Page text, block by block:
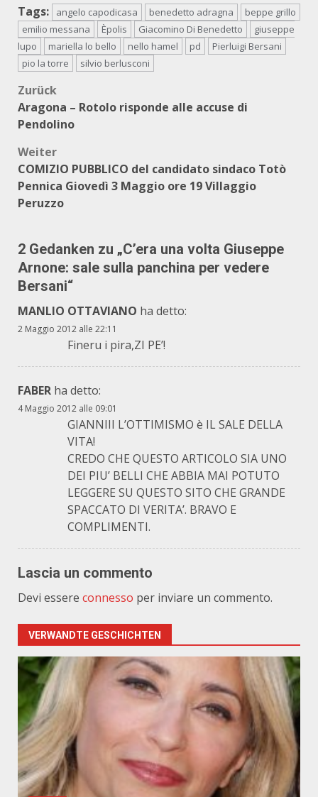
Tags: angelo capodicasa benedetto adragna
beppe grillo
emilio messana
Èpolis Giacomino Di Benedetto
giuseppe
lupo
mariella lo bello nello hamel pd
Pierluigi Bersani
pio la torre
silvio berlusconi
Beitragsnavigation
Zurück
Aragona – Rotolo risponde alle accuse di
Pendolino
Weiter
COMIZIO PUBBLICO del candidato sindaco Totò
Pennica Giovedì 3 Maggio ore 19 Villaggio
Peruzzo
2 Gedanken zu „C’era una volta Giuseppe
Arnone: sale sulla panchina per vedere
Bersani“
MANLIO OTTAVIANO ha detto:
2 Maggio 2012 alle 22:11
Fineru i pira,ZI PE’!
FABER ha detto:
4 Maggio 2012 alle 09:01
GIANNIII L’OTTIMISMO è IL SALE DELLA
VITA!
CREDO CHE QUESTO ARTICOLO SIA UNO
DEI PIU’ BELLI CHE ABBIA MAI POTUTO
LEGGERE SU QUESTO SITO CHE GRANDE
SPACCATO DI VERITA’. BRAVO E
COMPLIMENTI.
Lascia un commento
Devi essere connesso per inviare un commento.
VERWANDTE GESCHICHTEN